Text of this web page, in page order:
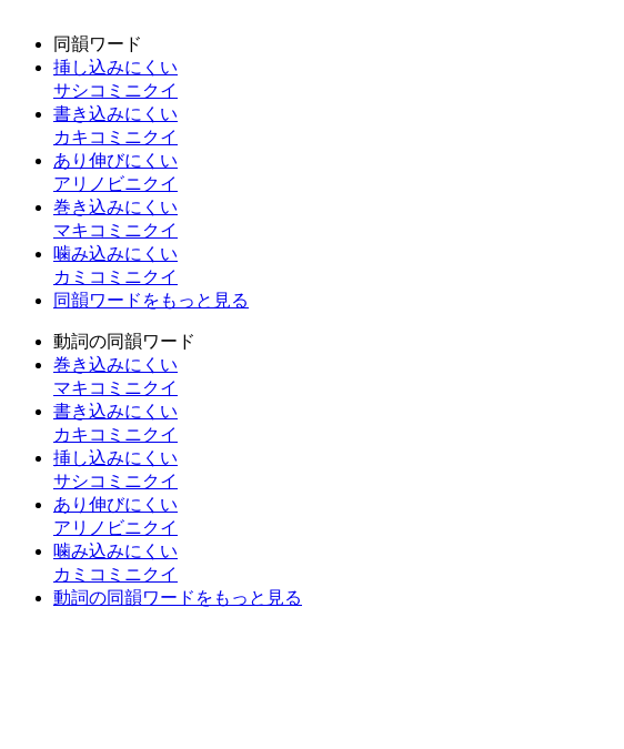
同韻ワード
挿し込みにくい
サシコミニクイ
書き込みにくい
カキコミニクイ
あり伸びにくい
アリノビニクイ
巻き込みにくい
マキコミニクイ
噛み込みにくい
カミコミニクイ
同韻ワードをもっと見る
動詞の同韻ワード
巻き込みにくい
マキコミニクイ
書き込みにくい
カキコミニクイ
挿し込みにくい
サシコミニクイ
あり伸びにくい
アリノビニクイ
噛み込みにくい
カミコミニクイ
動詞の同韻ワードをもっと見る